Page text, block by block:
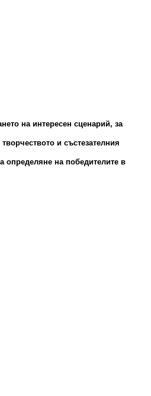
на интересен сценарий, за
и състезателния
определяне на победителите в